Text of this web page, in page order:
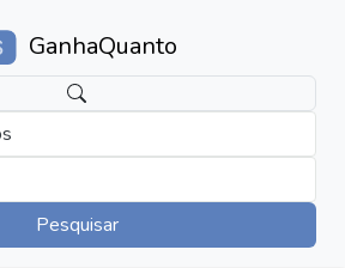
GanhaQuanto
Pesquisar